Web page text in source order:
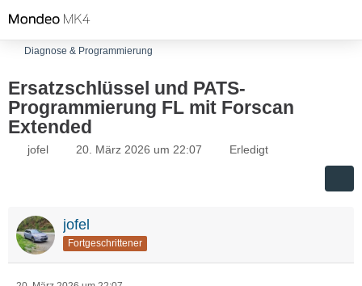
Diagnose & Programmierung
Ersatzschlüssel und PATS-
Programmierung FL mit Forscan
Extended
jofel 20. März 2026 um 22:07 Erledigt
jofel
Fortgeschrittener